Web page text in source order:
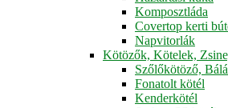
Komposztláda
Covertop kerti
Napvitorlák
Kötözők, Kötelek,
Szőlőkötöző,
Fonatolt kötél
Kenderkötél